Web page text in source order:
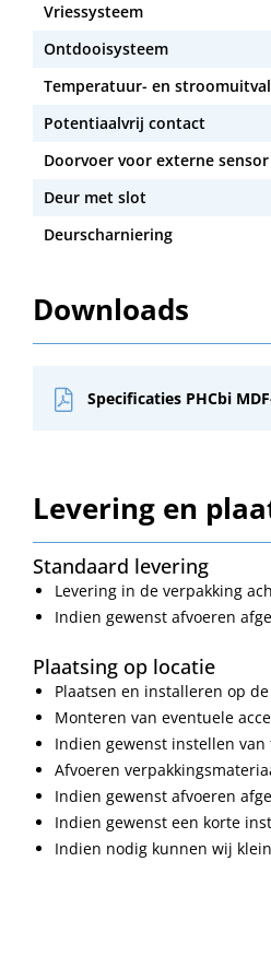
Vriessysteem
Ontdooisysteem
Temperatuur- en
Potentiaalvrij contact
Doorvoer voor externe sensor
Deur met slot
Deurscharniering
Downloads
Levering en
Standaard levering
Levering in de verpakking
Indien gewenst afvoeren
Plaatsing op locatie
Plaatsen en installeren op
Monteren van eventuele
Indien gewenst instellen
Afvoeren
Indien gewenst afvoeren
Indien gewenst een korte
Indien nodig kunnen wij